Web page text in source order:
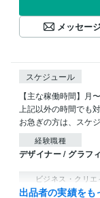
メッセー
スケジュール
【主な稼働時間】月
上記以外の時間でも
お急ぎの方は、スケ
経験職種
デザイナー / グラフ
ビジネス・クリ
Adobe
出品者の実績をも